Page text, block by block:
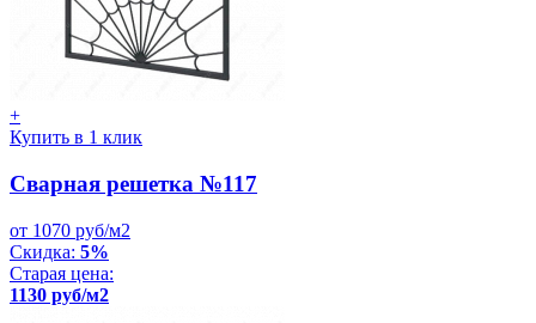
+
Купить в 1 клик
Сварная решетка №117
от 1070 руб/м2
Скидка: 5%
Старая цена:
1130 руб/м2